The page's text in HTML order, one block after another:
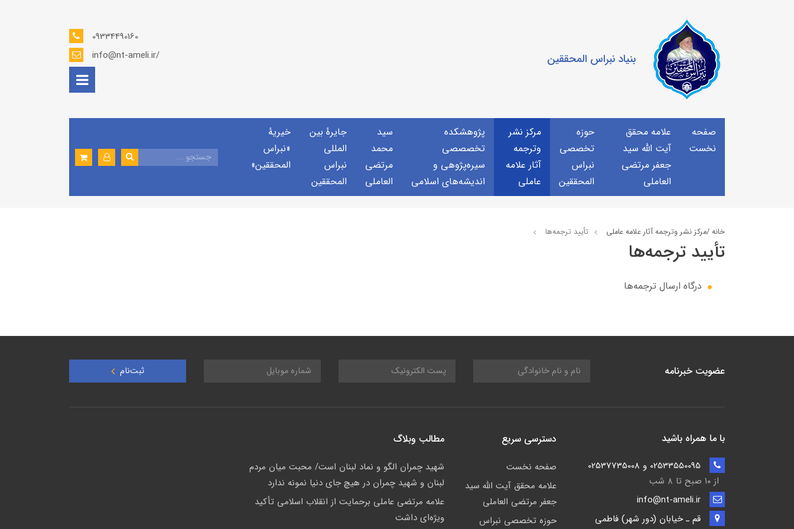
بنیاد نبراس المحققین
09334490160
info@nt-ameli.ir/
صفحه
نخست
علامه محقق
آیت الله سید
جعفر مرتضی
العاملی
حوزه
تخصصی
نبراس
المحققین
مركز نشر
وترجمه
آثار علامه
عاملی
پژوهشكده
تخصصصى
سیره‌پژوهی و
اندیشه‌های اسلامی
سید
محمد
مرتضی
العاملی
جايرهٔ بین
المللی
نبراس
المحققین
خيريهٔ
«نبراس
المحققين»
خانه /مركز نشر وترجمه آثار علامه عاملی تأیید ترجمه‌ها
تأیید ترجمه‌ها
درگاه ارسال ترجمه‌ها
عضویت خبرنامه ثبت‌نام
با ما همراه باشید
از ۱۰ صبح تا ۸ شب
قم ـ خيابان (دور شهر) فاطمي
دسترسی سریع
صفحه نخست
علامه محقق آیت الله سید
جعفر مرتضی العاملی
حوزه تخصصی نبراس
مطالب وبلاگ
شهید چمران الگو و نماد لبنان است/ محبت میان مردم
لبنان و شهید چمران در هیچ جای دنیا نمونه ندارد
علامه مرتضی عاملی برحمایت از انقلاب اسلامی تأکید
ویژه‌ای داشت